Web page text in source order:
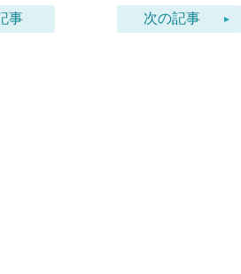
事 次の記事